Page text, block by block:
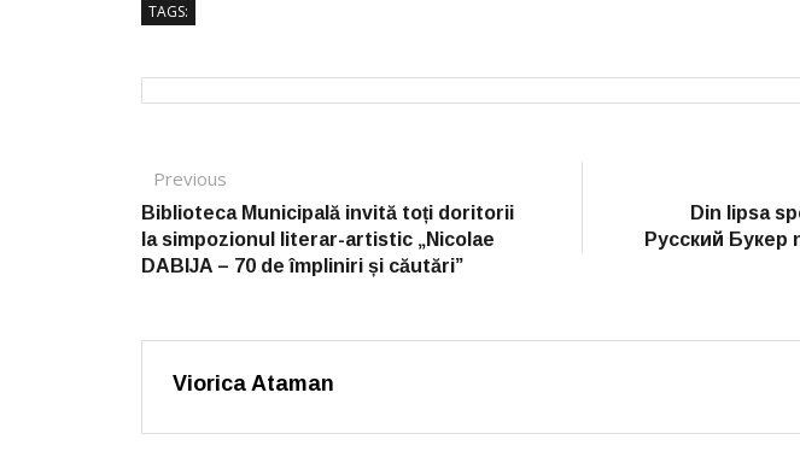
TAGS:
Post navigation
Previous
Biblioteca Municipală invită toți doritorii
la simpozionul literar-artistic „Nicolae
DABIJA – 70 de împliniri și căutări”
Din lipsa
Русский Букер
Viorica Ataman